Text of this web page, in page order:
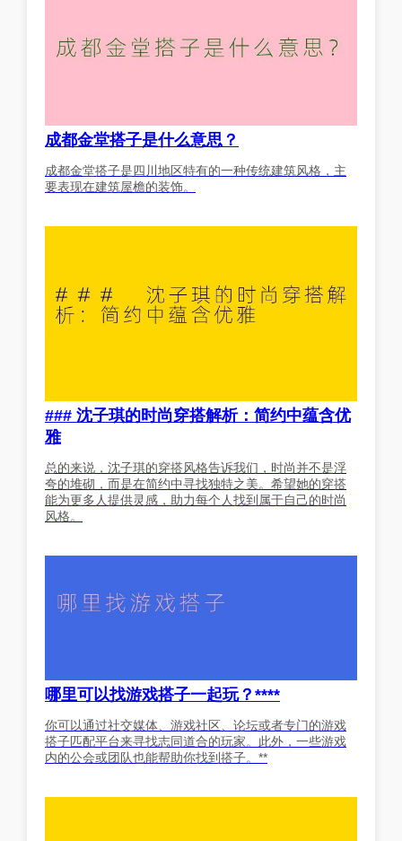
成都金堂搭子是什么意思？
成都金堂搭子是四川地区特有的一种传统建筑风格，主
要表现在建筑屋檐的装饰。
### 沈子琪的时尚穿搭解析：简约中蕴含优
雅
总的来说，沈子琪的穿搭风格告诉我们，时尚并不是浮
夸的堆砌，而是在简约中寻找独特之美。希望她的穿搭
能为更多人提供灵感，助力每个人找到属于自己的时尚
风格。
哪里可以找游戏搭子一起玩？****
你可以通过社交媒体、游戏社区、论坛或者专门的游戏
搭子匹配平台来寻找志同道合的玩家。此外，一些游戏
内的公会或团队也能帮助你找到搭子。**